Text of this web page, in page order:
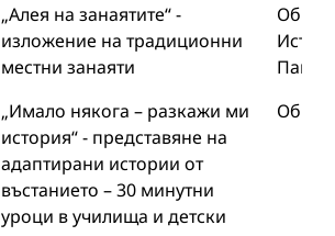
„Алея на занаятите“ -
изложение на традиционни
местни занаяти
„Имало някога – разкажи ми
история“ - представяне на
адаптирани истории от
въстанието – 30 минутни
уроци в училища и детски